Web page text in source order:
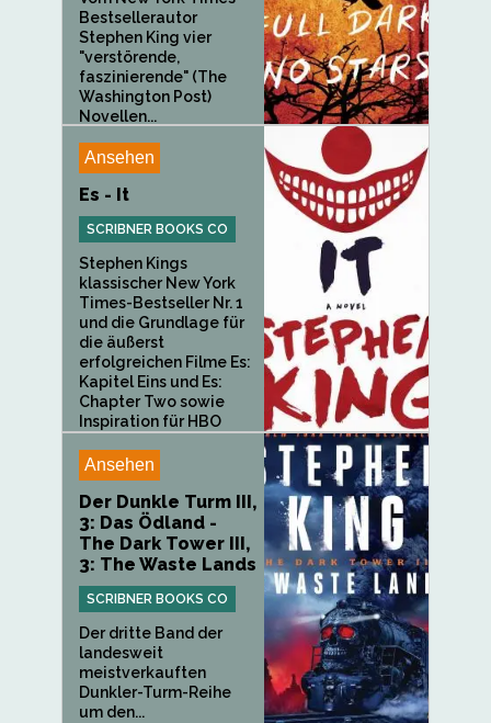
Bestsellerautor
Stephen King vier
"verstörende,
faszinierende" (The
Washington Post)
Novellen...
Ansehen
Es - It
SCRIBNER BOOKS CO
Stephen Kings
klassischer New York
Times-Bestseller Nr. 1
und die Grundlage für
die äußerst
erfolgreichen Filme Es:
Kapitel Eins und Es:
Chapter Two sowie
Inspiration für HBO
Ansehen
Der Dunkle Turm III,
3: Das Ödland -
The Dark Tower III,
3: The Waste Lands
SCRIBNER BOOKS CO
Der dritte Band der
landesweit
meistverkauften
Dunkler-Turm-Reihe
um den...